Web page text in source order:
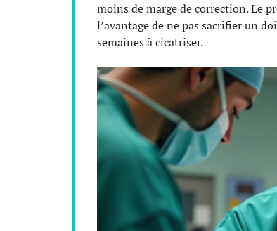
moins de marge de correction. Le
l’avantage de ne pas sacrifier un
semaines à cicatriser.